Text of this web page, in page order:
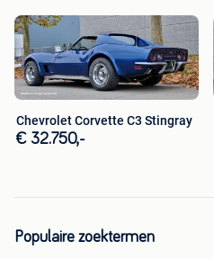
Chevrolet Corvette C3 Stingray
€ 32.750,-
Populaire zoektermen